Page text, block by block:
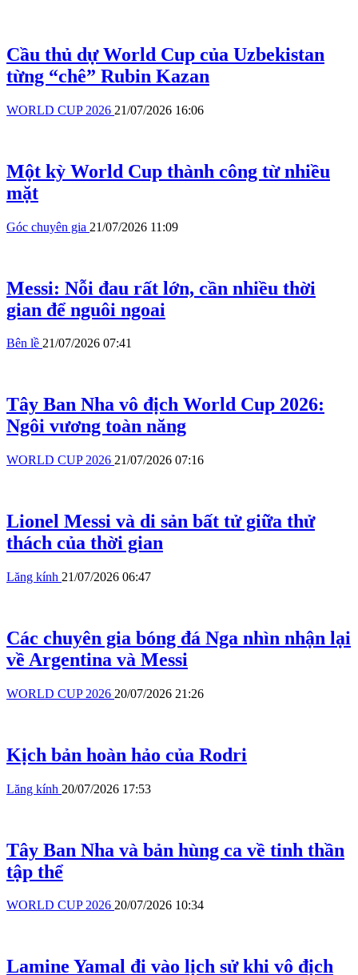
Cầu thủ dự World Cup của Uzbekistan
từng “chê” Rubin Kazan
WORLD CUP 2026 21/07/2026 16:06
Một kỳ World Cup thành công từ nhiều
mặt
Góc chuyên gia 21/07/2026 11:09
Messi: Nỗi đau rất lớn, cần nhiều thời
gian để nguôi ngoai
Bên lề 21/07/2026 07:41
Tây Ban Nha vô địch World Cup 2026:
Ngôi vương toàn năng
WORLD CUP 2026 21/07/2026 07:16
Lionel Messi và di sản bất tử giữa thử
thách của thời gian
Lăng kính 21/07/2026 06:47
Các chuyên gia bóng đá Nga nhìn nhận lại
về Argentina và Messi
WORLD CUP 2026 20/07/2026 21:26
Kịch bản hoàn hảo của Rodri
Lăng kính 20/07/2026 17:53
Tây Ban Nha và bản hùng ca về tinh thần
tập thể
WORLD CUP 2026 20/07/2026 10:34
Lamine Yamal đi vào lịch sử khi vô địch